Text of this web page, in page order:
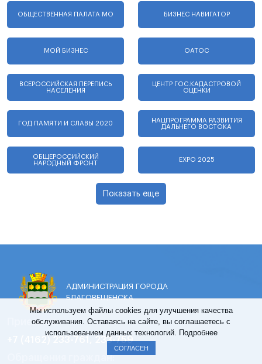
ОБЩЕСТВЕННАЯ ПАЛАТА МО БИЗНЕС НАВИГАТОР
МОЙ БИЗНЕС ОАТОС
ВСЕРОССИЙСКАЯ ПЕРЕПИСЬ
НАСЕЛЕНИЯ
ЦЕНТР ГОС.КАДАСТРОВОЙ
ОЦЕНКИ
ГОД ПАМЯТИ И СЛАВЫ 2020
НАЦПРОГРАММА РАЗВИТИЯ
ДАЛЬНЕГО ВОСТОКА
ОБЩЕРОССИЙСКИЙ
НАРОДНЫЙ ФРОНТ
EXPO 2025
Показать еще
АДМИНИСТРАЦИЯ ГОРОДА
БЛАГОВЕЩЕНСКА
Приемная:
+7 (4162) 233-761, 233-759
Обращения граждан:
Мы используем файлы cookies для улучшения качества
обслуживания. Оставаясь на сайте, вы соглашаетесь с
использованием данных технологий. Подробнее
СОГЛАСЕН